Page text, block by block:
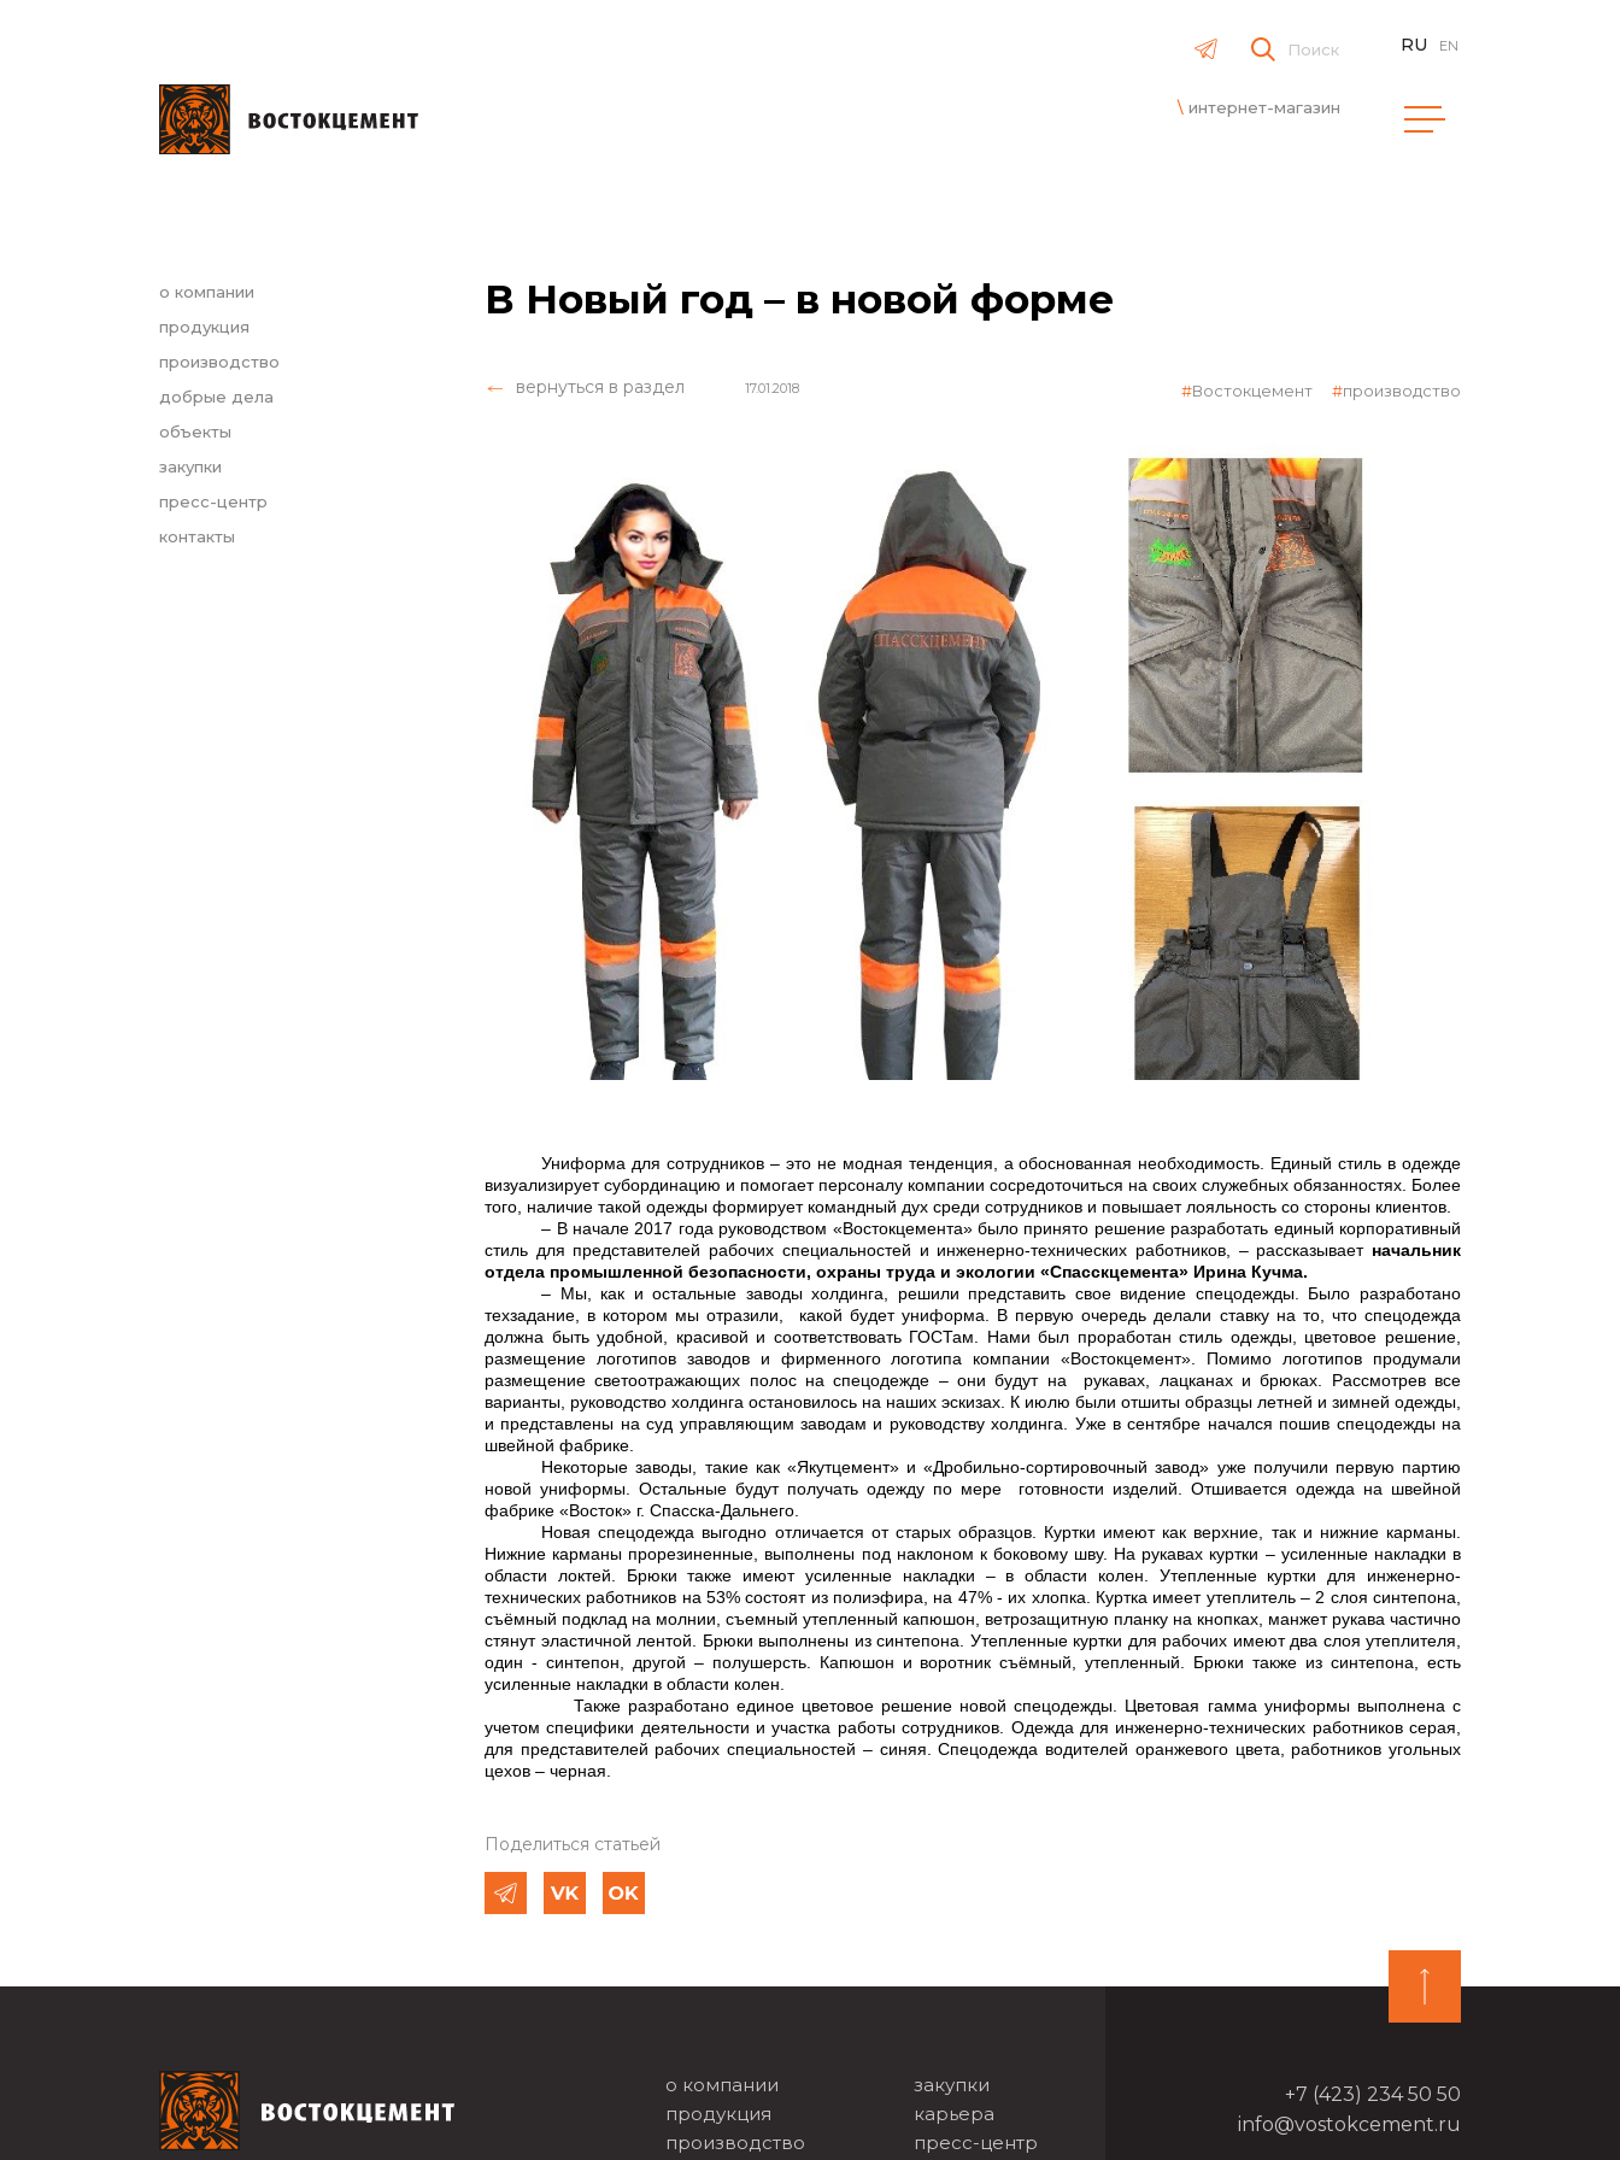
Поиск
интернет-магазин
RU EN
о компании
продукция
производство
добрые дела
объекты
закупки
пресс-центр
контакты
В Новый год – в новой форме
вернуться в раздел 17.01.2018 Востокцемент производство
Униформа для сотрудников – это не модная тенденция, а обоснованная необходимость. Единый стиль в одежде
визуализирует субординацию и помогает персоналу компании сосредоточиться на своих служебных обязанностях. Более
того, наличие такой одежды формирует командный дух среди сотрудников и повышает лояльность со стороны клиентов.
– В начале 2017 года руководством «Востокцемента» было принято решение разработать единый корпоративный
стиль для представителей рабочих специальностей и инженерно-технических работников, – рассказывает начальник
отдела промышленной безопасности, охраны труда и экологии «Спасскцемента» Ирина Кучма.
– Мы, как и остальные заводы холдинга, решили представить свое видение спецодежды. Было разработано
техзадание, в котором мы отразили, какой будет униформа. В первую очередь делали ставку на то, что спецодежда
должна быть удобной, красивой и соответствовать ГОСТам. Нами был проработан стиль одежды, цветовое решение,
размещение логотипов заводов и фирменного логотипа компании «Востокцемент». Помимо логотипов продумали
размещение светоотражающих полос на спецодежде – они будут на рукавах, лацканах и брюках. Рассмотрев все
варианты, руководство холдинга остановилось на наших эскизах. К июлю были отшиты образцы летней и зимней одежды,
и представлены на суд управляющим заводам и руководству холдинга. Уже в сентябре начался пошив спецодежды на
швейной фабрике.
Некоторые заводы, такие как «Якутцемент» и «Дробильно-сортировочный завод» уже получили первую партию
новой униформы. Остальные будут получать одежду по мере готовности изделий. Отшивается одежда на швейной
фабрике «Восток» г. Спасска-Дальнего.
Новая спецодежда выгодно отличается от старых образцов. Куртки имеют как верхние, так и нижние карманы.
Нижние карманы прорезиненные, выполнены под наклоном к боковому шву. На рукавах куртки – усиленные накладки в
области локтей. Брюки также имеют усиленные накладки – в области колен. Утепленные куртки для инженерно-
технических работников на 53% состоят из полиэфира, на 47% - их хлопка. Куртка имеет утеплитель – 2 слоя синтепона,
съёмный подклад на молнии, съемный утепленный капюшон, ветрозащитную планку на кнопках, манжет рукава частично
стянут эластичной лентой. Брюки выполнены из синтепона. Утепленные куртки для рабочих имеют два слоя утеплителя,
один - синтепон, другой – полушерсть. Капюшон и воротник съёмный, утепленный. Брюки также из синтепона, есть
усиленные накладки в области колен.
Также разработано единое цветовое решение новой спецодежды. Цветовая гамма униформы выполнена с
учетом специфики деятельности и участка работы сотрудников. Одежда для инженерно-технических работников серая,
для представителей рабочих специальностей – синяя. Спецодежда водителей оранжевого цвета, работников угольных
цехов – черная.
Поделиться статьей
о компании
продукция
производство
закупки
карьера
пресс-центр
+7 (423) 234 50 50
info@vostokcement.ru